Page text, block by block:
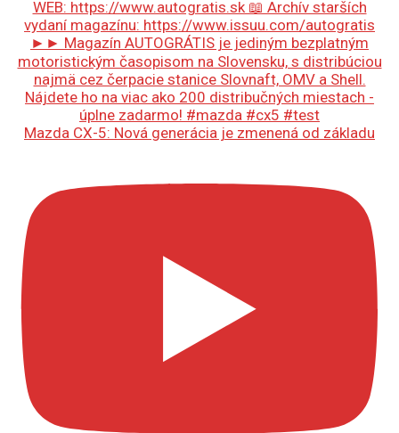
Mazda CX-5: Nová generácia je zmenená od základu